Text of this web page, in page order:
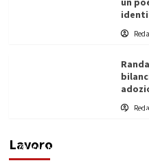
Lavoro
L’ingegnere saccense
di un progetto
Filippo Cardinale